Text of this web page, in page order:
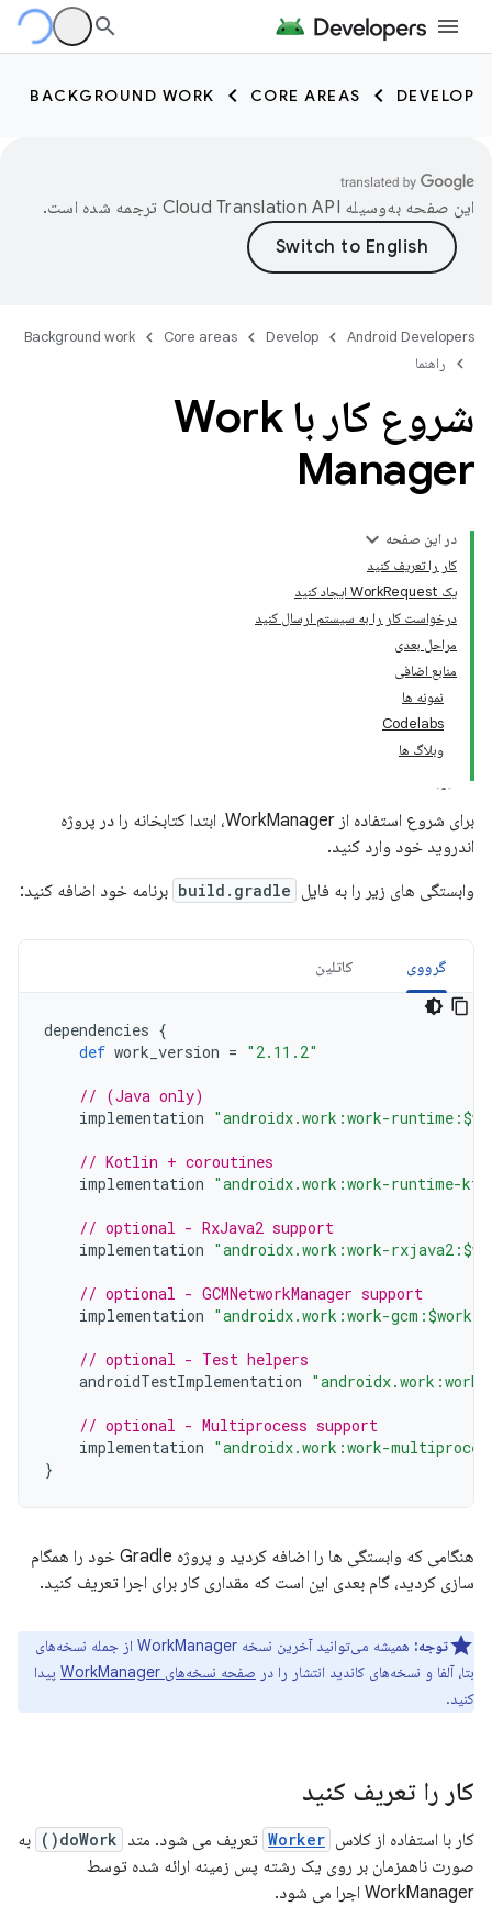
DEVELOP
CORE AREAS
BACKGROUND WORK
این صفحه به‌وسیله ترجمه شده است.
Android Developers
Develop
Core areas
Background work
راهنما
شروع کار با Work
Manager
در این صفحه
کار را تعریف کنید
یک WorkRequest ایجاد کنید
درخواست کار را به سیستم ارسال کنید
مراحل بعدی
منابع اضافی
نمونه ها
Codelabs
وبلاگ ها
برای شروع استفاده از WorkManager، ابتدا کتابخانه را در پروژه
اندروید خود وارد کنید.
وابستگی های زیر را به فایل build.gradle برنامه خود اضافه کنید:
گرووی کاتلین
dependencies {
def work_version = "2.11.2"
// (Java only)
implementation "androidx.work:work-
// Kotlin + coroutines
implementation "androidx.work:work-runtime-
// optional - RxJava2 support
implementation "androidx.work:work-
// optional - GCMNetworkManager support
implementation "androidx.work:work-
// optional - Test helpers
androidTestImplementation
// optional - Multiprocess support
implementation "androidx.work:work-
}
هنگامی که وابستگی ها را اضافه کردید و پروژه Gradle خود را همگام
سازی کردید، گام بعدی این است که مقداری کار برای اجرا تعریف کنید.
توجه:
همیشه می‌توانید آخرین نسخه WorkManager از جمله نسخه‌های
بتا، آلفا و نسخه‌های کاندید انتشار را در صفحه نسخه‌های WorkManager
پیدا
کنید.
کار را تعریف کنید
کار با استفاده از کلاس Worker تعریف می شود. متد doWork()
به
صورت ناهمزمان بر روی یک رشته پس زمینه ارائه شده توسط
WorkManager اجرا می شود.